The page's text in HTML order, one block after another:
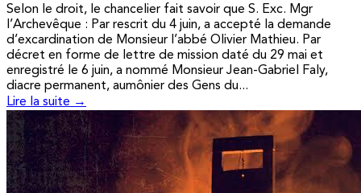
Selon le droit, le chancelier fait savoir que S. Exc. Mgr
l’Archevêque : Par rescrit du 4 juin, a accepté la demande
d’excardination de Monsieur l’abbé Olivier Mathieu. Par
décret en forme de lettre de mission daté du 29 mai et
enregistré le 6 juin, a nommé Monsieur Jean-Gabriel Faly,
diacre permanent, aumônier des Gens du...
Lire la suite →